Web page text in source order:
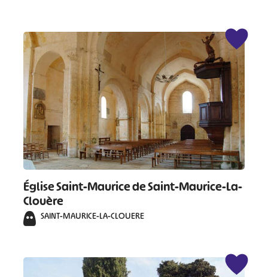
Église Saint-Maurice de Saint-Maurice-La-
Clouère
SAINT-MAURICE-LA-CLOUERE